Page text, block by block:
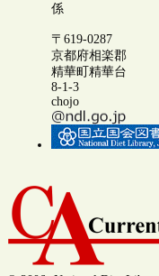
係
〒619-0287
京都府相楽郡
精華町精華台
8-1-3
chojo